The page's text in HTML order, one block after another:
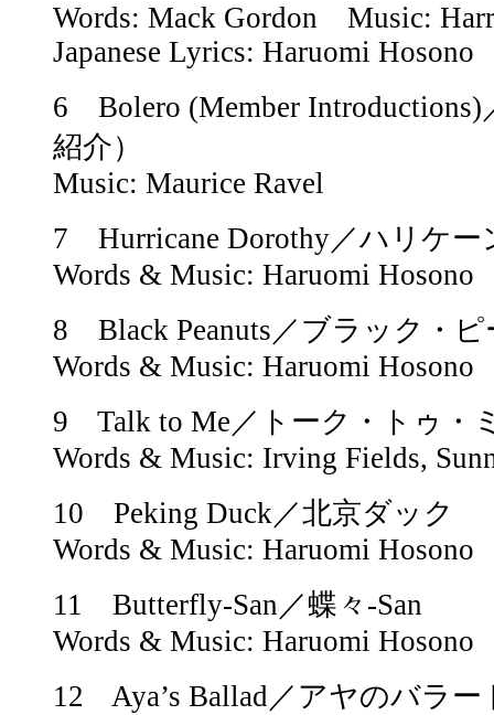
Words: Mack Gordon Music:
Japanese Lyrics: Haruomi Hosono
6 Bolero (Member
紹介）
Music: Maurice Ravel
7 Hurricane Dorothy／ハリケー
Words & Music: Haruomi Hosono
8 Black Peanuts／ブラック・
Words & Music: Haruomi Hosono
9 Talk to Me／トーク・トゥ・
Words & Music: Irving Fields,
10 Peking Duck／北京ダック
Words & Music: Haruomi Hosono
11 Butterfly-San／蝶々-San
Words & Music: Haruomi Hosono
12 Aya’s Ballad／アヤのバラー